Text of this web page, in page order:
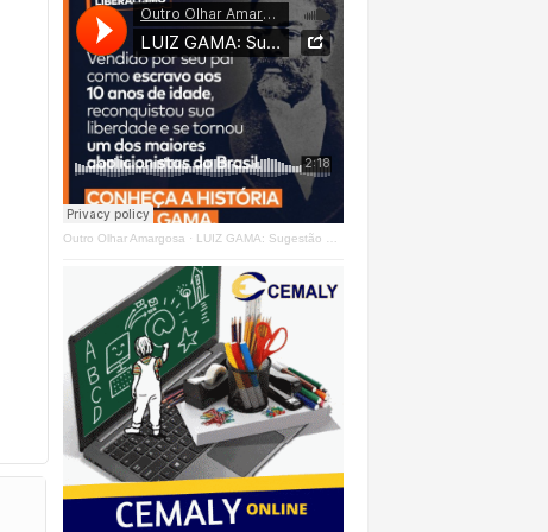
Outro Olhar Amargosa · LUIZ GAMA: Sugestão Outro Olhar